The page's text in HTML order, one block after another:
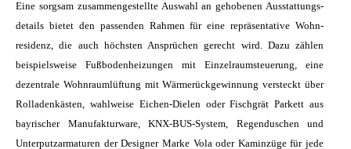
Eine sorgsam zusammen­­gestellte Aus­wahl an gehobenen Aus­­stattungs­
details bietet den pass­enden Rahmen für eine repräsen­tative Wohn­
residenz, die auch höchsten Ansprüchen gerecht wird. Dazu zählen
beispielsweise Fußbodenheizungen mit Einzelraumsteuerung, eine
dezentrale Wohnraumlüftung mit Wärmerückgewinnung versteckt über
Rolladenkästen, wahlweise Eichen-Dielen oder Fischgrät Parkett aus
bayrischer Manufakturware, KNX-BUS-System, Regen­duschen und
Unterputz­armaturen der Designer Marke Vola oder Kamin­züge für jede